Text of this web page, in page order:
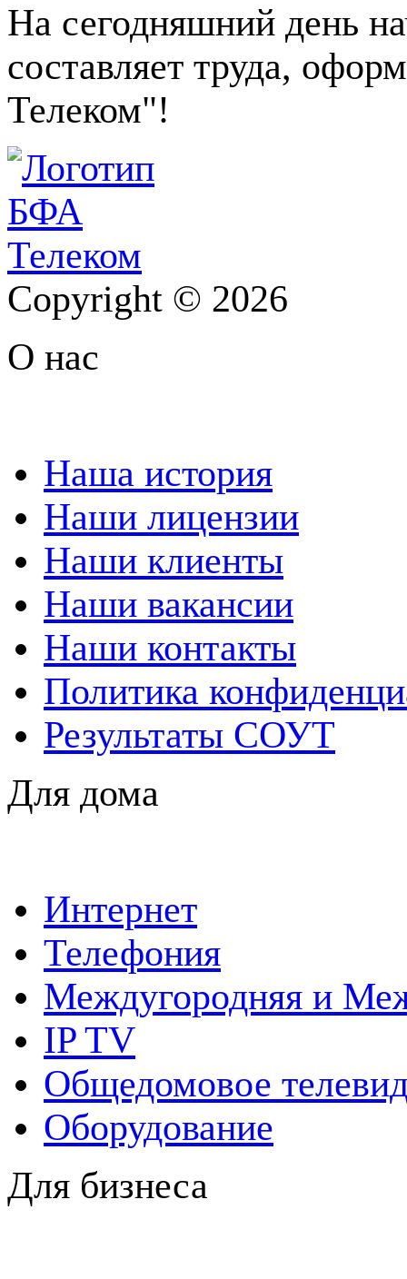
На сегодняшний день
составляет труда,
Телеком"!
Copyright © 2026
О нас
Наша история
Наши лицензии
Наши клиенты
Наши вакансии
Наши контакты
Политика
Результаты СОУТ
Для дома
Интернет
Телефония
Междугородняя и
IP TV
Общедомовое
Оборудование
Для бизнеса